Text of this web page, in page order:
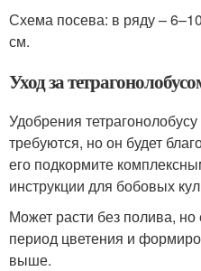
Схема посева: в ряду –
см.
Уход за
Удобрения
требуются, но он будет
его подкормите
инструкции для бобовых
Может расти без полива, но
период цветения и
выше.